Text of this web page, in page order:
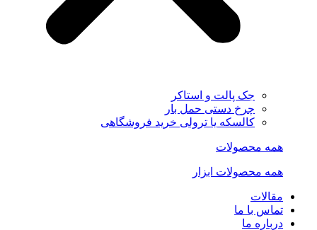
جک پالت و استاکر
چرخ دستی حمل بار
کالسکه یا ترولی خرید فروشگاهی
همه محصولات
همه محصولات ابزار
مقالات
تماس با ما
درباره ما